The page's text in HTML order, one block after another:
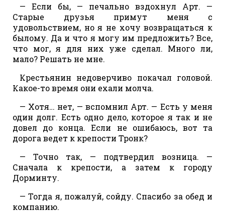
— Если бы, — печально вздохнул Арт. —
Старые друзья примут меня с
удовольствием, но я не хочу возвращаться к
былому. Да и что я могу им предложить? Все,
что мог, я для них уже сделал. Много ли,
мало? Решать не мне.
Крестьянин недоверчиво покачал головой.
Какое-то время они ехали молча.
— Хотя… нет, — вспомнил Арт. — Есть у меня
один долг. Есть одно дело, которое я так и не
довел до конца. Если не ошибаюсь, вот та
дорога ведет к крепости Тронк?
— Точно так, — подтвердил возница. —
Сначала к крепости, а затем к городу
Дорминту.
— Тогда я, пожалуй, сойду. Спасибо за обед и
компанию.